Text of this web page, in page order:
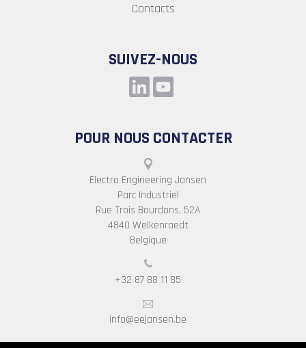
Contacts
SUIVEZ-NOUS
POUR NOUS CONTACTER
Electro Engineering Jansen
Parc Industriel
Rue Trois Bourdons, 52A
4840 Welkenraedt
Belgique
+32 87 88 11 85
info@eejansen.be